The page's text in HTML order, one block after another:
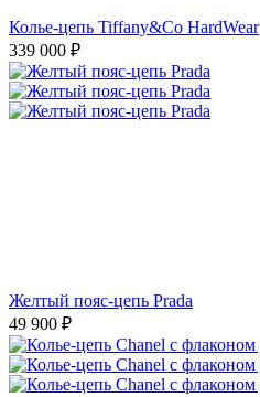
Колье-цепь Tiffany&Co HardWear
339 000 ₽
Желтый пояс-цепь Prada
49 900 ₽